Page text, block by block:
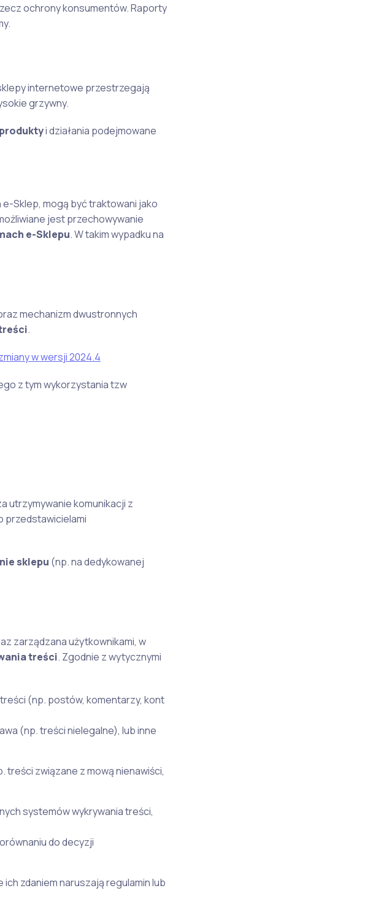
ochrony konsumentów. Raporty
internetowe przestrzegają
grzywny.
i działania podejmowane
Sklep, mogą być traktowani jako
jest przechowywanie
e-Sklepu. W takim wypadku na
mechanizm dwustronnych
.
w wersji 2024.4
z tym wykorzystania tzw
utrzymywanie komunikacji z
przedstawicielami
sklepu (np. na dedykowanej
zarządzana użytkownikami, w
treści. Zgodnie z wytycznymi
(np. postów, komentarzy, kont
(np. treści nielegalne), lub inne
treści związane z mową nienawiści,
systemów wykrywania treści,
do decyzji
zdaniem naruszają regulamin lub